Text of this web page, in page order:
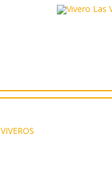
VIVEROS